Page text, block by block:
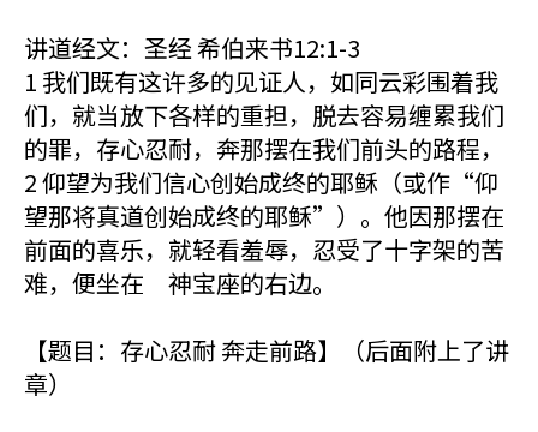
讲道经文：圣经 希伯来书12:1-3
1 我们既有这许多的见证人，如同云彩围着我
们，就当放下各样的重担，脱去容易缠累我们
的罪，存心忍耐，奔那摆在我们前头的路程，
2 仰望为我们信心创始成终的耶稣（或作“仰
望那将真道创始成终的耶稣”）。他因那摆在
前面的喜乐，就轻看羞辱，忍受了十字架的苦
难，便坐在 神宝座的右边。
【题目：存心忍耐 奔走前路】（后面附上了讲
章）